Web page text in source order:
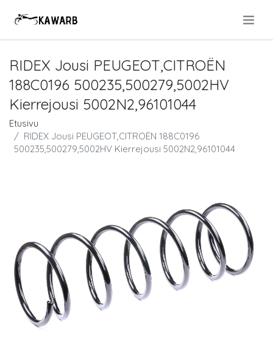
RIDEX Jousi PEUGEOT,CITROËN
188C0196 500235,500279,5002HV
Kierrejousi 5002N2,96101044
Etusivu
RIDEX Jousi PEUGEOT,CITROËN 188C0196
500235,500279,5002HV Kierrejousi 5002N2,96101044